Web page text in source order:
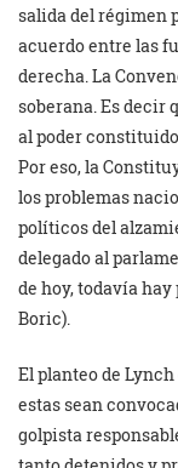
salida del régimen
acuerdo entre las
derecha. La
soberana. Es decir
al poder
Por eso, la
los problemas
políticos del
delegado al
de hoy, todavía
Boric).
El planteo de
estas sean
golpista